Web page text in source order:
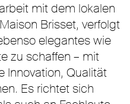
mit dem lokalen
Brisset, verfolgt
elegantes wie
zu schaffen – mit
Innovation, Qualität
Es richtet sich